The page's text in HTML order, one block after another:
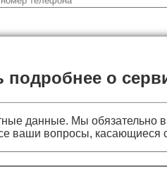
подробнее о
данные. Мы обязательно
ваши вопросы, касающиеся